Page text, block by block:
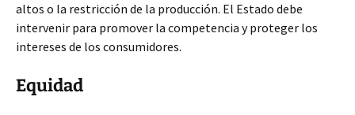
altos o la restricción de la producción. El Estado debe
intervenir para promover la competencia y proteger los
intereses de los consumidores.
Equidad